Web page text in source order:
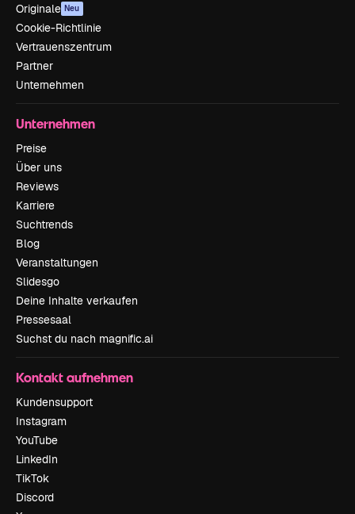
Originale Neu
Cookie-Richtlinie
Vertrauenszentrum
Partner
Unternehmen
Unternehmen
Preise
Über uns
Reviews
Karriere
Suchtrends
Blog
Veranstaltungen
Slidesgo
Deine Inhalte verkaufen
Pressesaal
Suchst du nach magnific.ai
Kontakt aufnehmen
Kundensupport
Instagram
YouTube
LinkedIn
TikTok
Discord